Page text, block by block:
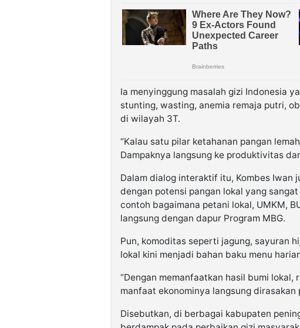
Ia menyinggung masalah gizi Indonesia
stunting, wasting, anemia remaja putri,
di wilayah 3T.
“Kalau satu pilar ketahanan pangan
Dampaknya langsung ke produktivitas
Dalam dialog interaktif itu, Kombes Iwan
dengan potensi pangan lokal yang
contoh bagaimana petani lokal, UMKM,
langsung dengan dapur Program MBG.
Pun, komoditas seperti jagung, sayuran
lokal kini menjadi bahan baku menu
“Dengan memanfaatkan hasil bumi lokal,
manfaat ekonominya langsung dirasakan
Disebutkan, di berbagai kabupaten